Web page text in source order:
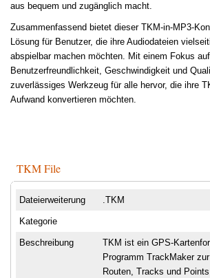
aus bequem und zugänglich macht.
Zusammenfassend bietet dieser TKM-in-MP3-
Lösung für Benutzer, die ihre Audiodateien
abspielbar machen möchten. Mit einem Fokus auf
Benutzerfreundlichkeit, Geschwindigkeit und
zuverlässiges Werkzeug für alle hervor, die ihre
Aufwand konvertieren möchten.
TKM File
Dateierweiterung .TKM
Kategorie
Beschreibung
TKM ist ein GPS-
Programm TrackMaker
Routen, Tracks und